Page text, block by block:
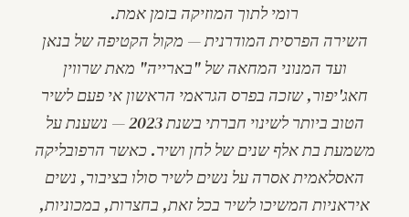
רומי לתוך המוזיקה בזמן אמת.
השירה הפרסית המודרנית — מקול הקטיפה של בנאן
ועד המנוני המחאה של "בארייה" מאת שרווין
חאג'יפור, שזכה בפרס הגראמי הראשון אי פעם לשיר
הטוב ביותר לשינוי חברתי בשנת 2023 — נשענת על
משמעת בת אלף שנים של לחן ושיר. כאשר הרפובליקה
האסלאמית אסרה על נשים לשיר סולו בציבור, נשים
איראניות המשיכו לשיר בכל זאת, בחצרות, במכוניות,